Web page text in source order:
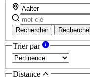
Rechercher
Trier par
Distance